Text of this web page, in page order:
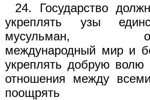
24. Государство
укреплять узы
мусульман,
международный мир и
укреплять добрую волю
отношения между
поощрять